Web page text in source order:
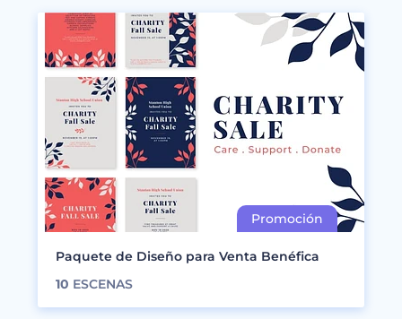
Paquete de Diseño para Venta Benéfica
10 ESCENAS